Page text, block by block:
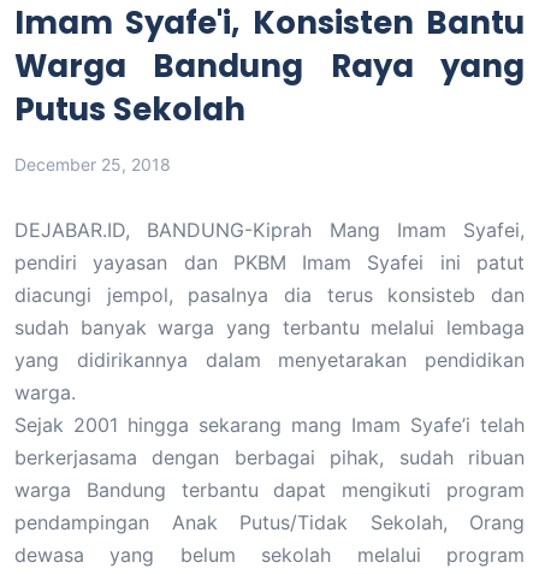
Imam Syafe'i, Konsisten Bantu
Warga Bandung Raya yang
Putus Sekolah
December 25, 2018
DEJABAR.ID, BANDUNG-Kiprah Mang Imam Syafei,
pendiri yayasan dan PKBM Imam Syafei ini patut
diacungi jempol, pasalnya dia terus konsisteb dan
sudah banyak warga yang terbantu melalui lembaga
yang didirikannya dalam menyetarakan pendidikan
warga.
Sejak 2001 hingga sekarang mang Imam Syafe’i telah
berkerjasama dengan berbagai pihak, sudah ribuan
warga Bandung terbantu dapat mengikuti program
pendampingan Anak Putus/Tidak Sekolah, Orang
dewasa yang belum sekolah melalui program